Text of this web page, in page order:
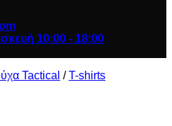
10:00 - 18:00
Tactical / T-shirts